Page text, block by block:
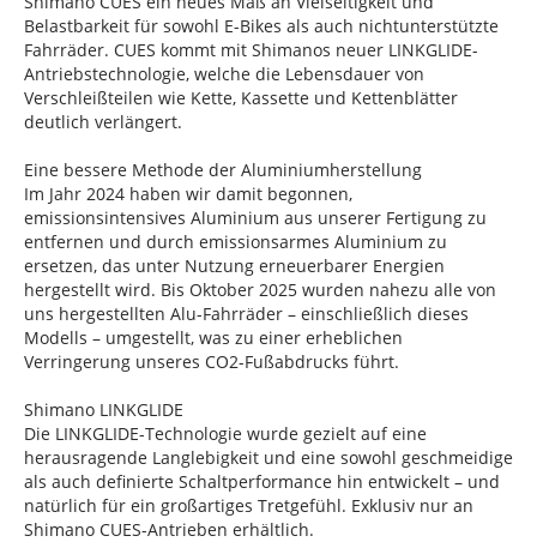
Belastbarkeit für sowohl E-Bikes als auch nichtunterstützte
Fahrräder. CUES kommt mit Shimanos neuer LINKGLIDE-
Antriebstechnologie, welche die Lebensdauer von
Verschleißteilen wie Kette, Kassette und Kettenblätter
deutlich verlängert.
Eine bessere Methode der Aluminiumherstellung
Im Jahr 2024 haben wir damit begonnen,
emissionsintensives Aluminium aus unserer Fertigung zu
entfernen und durch emissionsarmes Aluminium zu
ersetzen, das unter Nutzung erneuerbarer Energien
hergestellt wird. Bis Oktober 2025 wurden nahezu alle von
uns hergestellten Alu-Fahrräder – einschließlich dieses
Modells – umgestellt, was zu einer erheblichen
Verringerung unseres CO2-Fußabdrucks führt.
Shimano LINKGLIDE
Die LINKGLIDE-Technologie wurde gezielt auf eine
herausragende Langlebigkeit und eine sowohl geschmeidige
als auch definierte Schaltperformance hin entwickelt – und
natürlich für ein großartiges Tretgefühl. Exklusiv nur an
Shimano CUES-Antrieben erhältlich.